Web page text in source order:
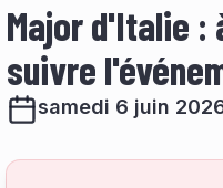
Major d'Italie :
suivre
samedi 6 juin